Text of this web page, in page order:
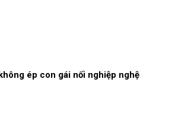
ép con gái nối nghiệp nghệ